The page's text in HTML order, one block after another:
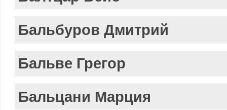
Бальбуров Дмитрий
Бальве Грегор
Бальцани Марция